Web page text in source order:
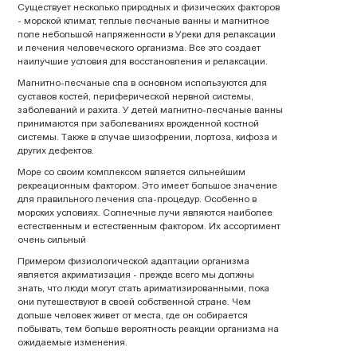
Существует несколько природных и физических факторов
- морской климат, теплые песчаные ванны и магнитное
поле небольшой напряженности в Уреки для релаксации
и лечения человеческого организма. Все это создает
наилучшие условия для восстановления и релаксации.
Магнитно-песчаные спа в основном используются для
суставов костей, периферической нервной системы,
заболеваний и рахита. У детей магнитно-песчаные ванны
принимаются при заболеваниях врожденной костной
системы. Также в случае шизофрении, лортоза, кифоза и
других дефектов.
Море со своим комплексом является сильнейшим
рекреационным фактором. Это имеет большое значение
для правильного лечения спа-процедур. Особенно в
морских условиях. Солнечные лучи являются наиболее
естественным и естественным фактором. Их ассортимент
очень сильный
Примером физиологической адаптации организма
является акриматизация - прежде всего мы должны
знать, что люди могут стать ариматизированными, пока
они путешествуют в своей собственной стране. Чем
дольше человек живет от места, где он собирается
побывать, тем больше вероятность реакции организма на
ожидаемые изменения.